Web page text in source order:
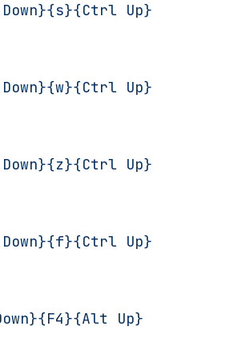
Down}{s}{Ctrl Up}
Down}{w}{Ctrl Up}
Down}{z}{Ctrl Up}
Down}{f}{Ctrl Up}
Up}